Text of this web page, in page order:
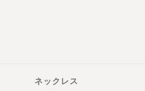
ネックレス